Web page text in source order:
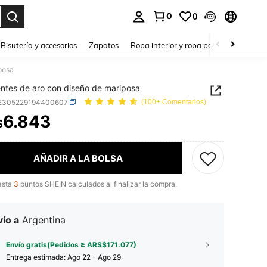
0 0
Bisutería y accesorios Zapatos Ropa interior y ropa para dormir
de aro con diseño de mariposa
(100+ Comentarios)
AND AVAILABILITY
6.843
AÑADIR A LA BOLSA
3 puntos SHEIN calculados al finalizar la compra.
a Argentina
Envío gratis(Pedidos ≥ ARS$171.077)
Entrega estimada: Ago 22 - Ago 29